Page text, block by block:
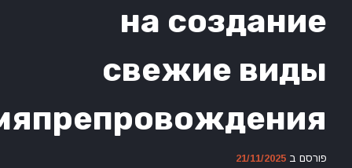
на
свежие
21/11/